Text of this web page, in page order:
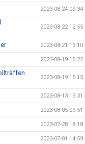
2023-08-24 09:34
2023-08-22 12:55
2023-08-21 13:10
2023-08-19 15:22
2023-08-19 15:15
2023-08-13 13:31
2023-08-05 09:51
2023-07-28 18:18
2023-07-01 14:59